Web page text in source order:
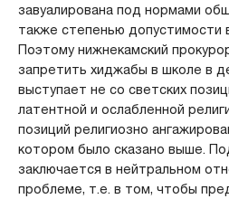
завуалирована под нормами
также степенью допустимости
Поэтому нижнекамский
запретить хиджабы в школе в
выступает не со светских
латентной и ослабленной
позиций религиозно
котором было сказано выше.
заключается в нейтральном
проблеме, т.е. в том, чтобы